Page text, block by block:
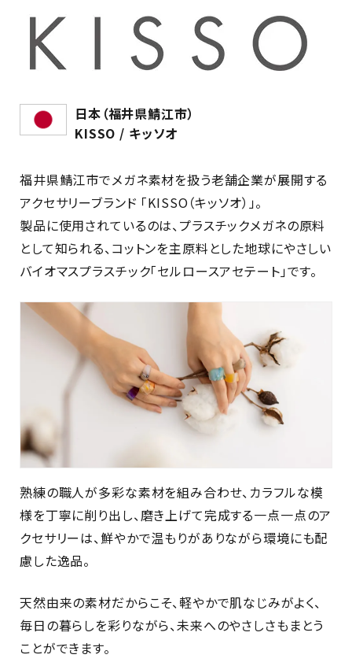
日本（福井県鯖江市）
KISSO / キッソオ
福井県鯖江市でメガネ素材を扱う老舗企業が展開する
アクセサリーブランド 「KISSO（キッソオ）」。
製品に使用されているのは、プラスチックメガネの原料
として知られる、コットンを主原料とした地球にやさしい
バイオマスプラスチック「セルロースアセテート」です。
熟練の職人が多彩な素材を組み合わせ、カラフルな模
様を丁寧に削り出し、磨き上げて完成する一点一点のア
クセサリーは、鮮やかで温もりがありながら環境にも配
慮した逸品。
天然由来の素材だからこそ、軽やかで肌なじみがよく、
毎日の暮らしを彩りながら、未来へのやさしさもまとう
ことができます。